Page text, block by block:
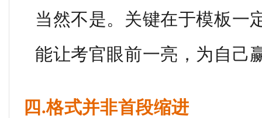
当然不是。关键在于模板一
能让考官眼前一亮，为自己
四.格式并非首段缩进